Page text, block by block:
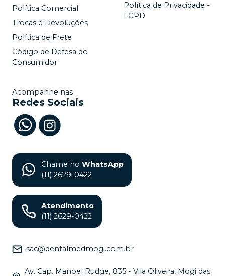
Política Comercial
Trocas e Devoluções
Política de Frete
Código de Defesa do
Consumidor
Política de Privacidade -
LGPD
Acompanhe nas
Redes Sociais
Chame no WhatsApp
(11) 2629-0422
Atendimento
(11) 2629-0422
sac@dentalmedmogi.com.br
Av. Cap. Manoel Rudge, 835 - Vila Oliveira, Mogi das